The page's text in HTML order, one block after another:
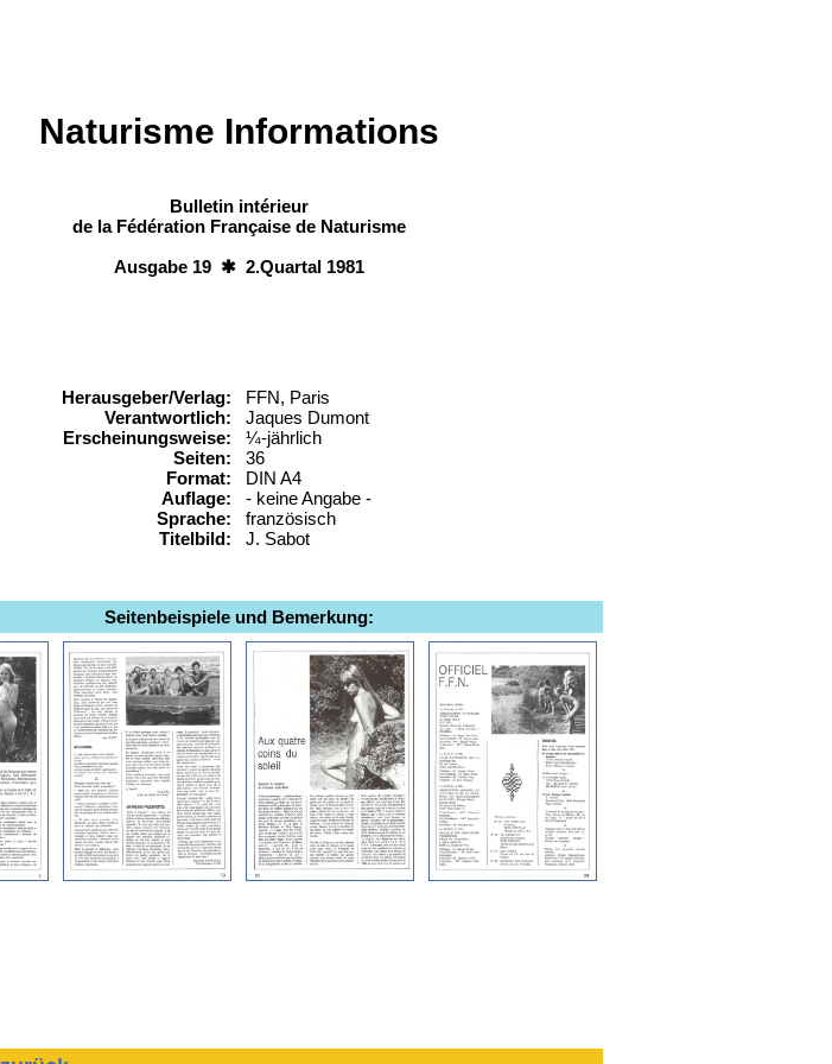
Naturisme Informations
Bulletin intérieur
de la Fédération Française de Naturisme
Ausgabe 19 ✱ 2.Quartal 1981
Herausgeber/Verlag:
Verantwortlich:
Erscheinungsweise:
Seiten:
Format:
Auflage:
Sprache:
Titelbild:
FFN, Paris
Jaques Dumont
¼-jährlich
36
DIN A4
- keine Angabe -
französisch
J. Sabot
Seitenbeispiele und Bemerkung: